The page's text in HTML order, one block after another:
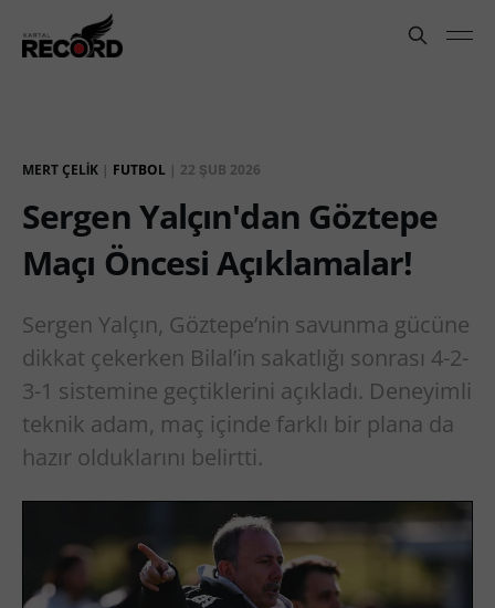
MERT ÇELIK | FUTBOL | 22 ŞUB 2026
Sergen Yalçın'dan Göztepe
Maçı Öncesi Açıklamalar!
Sergen Yalçın, Göztepe’nin savunma gücüne
dikkat çekerken Bilal’in sakatlığı sonrası 4-2-
3-1 sistemine geçtiklerini açıkladı. Deneyimli
teknik adam, maç içinde farklı bir plana da
hazır olduklarını belirtti.